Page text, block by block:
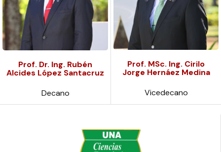
Prof. Dr. Ing. Rubén
Alcides López Santacruz
Decano
Prof. MSc. Ing. Cirilo
Jorge Hernáez Medina
Vicedecano